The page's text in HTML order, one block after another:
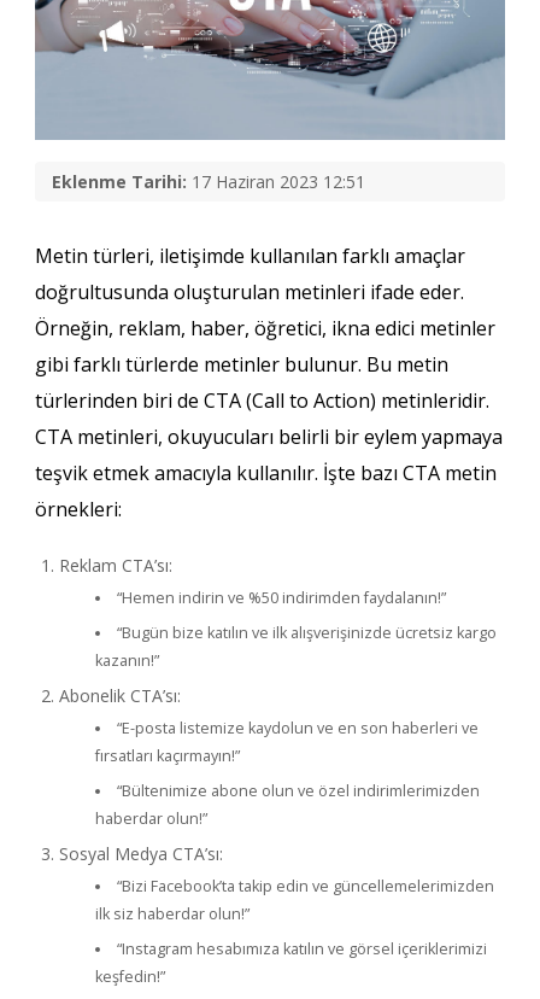
Eklenme Tarihi: 17 Haziran 2023 12:51
Metin türleri, iletişimde kullanılan farklı amaçlar
doğrultusunda oluşturulan metinleri ifade eder.
Örneğin, reklam, haber, öğretici, ikna edici metinler
gibi farklı türlerde metinler bulunur. Bu metin
türlerinden biri de CTA (Call to Action) metinleridir.
CTA metinleri, okuyucuları belirli bir eylem yapmaya
teşvik etmek amacıyla kullanılır. İşte bazı CTA metin
örnekleri:
Reklam CTA’sı:
“Hemen indirin ve %50 indirimden faydalanın!”
“Bugün bize katılın ve ilk alışverişinizde ücretsiz kargo
kazanın!”
Abonelik CTA’sı:
“E-posta listemize kaydolun ve en son haberleri ve
fırsatları kaçırmayın!”
“Bültenimize abone olun ve özel indirimlerimizden
haberdar olun!”
Sosyal Medya CTA’sı:
“Bizi Facebook’ta takip edin ve güncellemelerimizden
ilk siz haberdar olun!”
“Instagram hesabımıza katılın ve görsel içeriklerimizi
keşfedin!”